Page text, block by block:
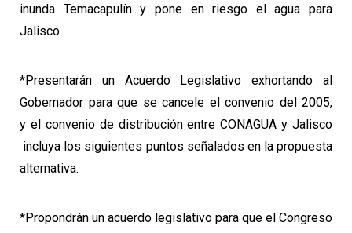
inunda Temacapulín y pone en riesgo el agua para
Jalisco
*Presentarán un Acuerdo Legislativo exhortando al
Gobernador para que se cancele el convenio del 2005,
y el convenio de distribución entre CONAGUA y Jalisco
incluya los siguientes puntos señalados en la propuesta
alternativa.
*Propondrán un acuerdo legislativo para que el Congreso